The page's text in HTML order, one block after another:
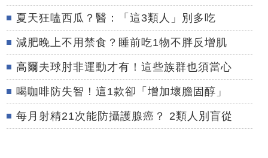
夏天狂嗑西瓜？醫：「這3類人」別多吃
減肥晚上不用禁食？睡前吃1物不胖反增肌
高爾夫球肘非運動才有！這些族群也須當心
喝咖啡防失智！這1款卻「增加壞膽固醇」
每月射精21次能防攝護腺癌？ 2類人別盲從